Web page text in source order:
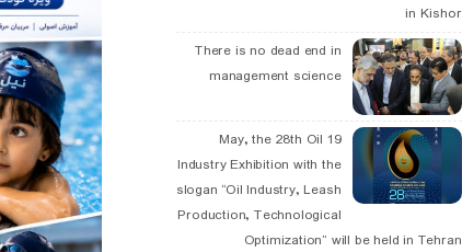
in Kishor
There is no dead end in
management science
19 May, the 28th Oil
Industry Exhibition with the
slogan “Oil Industry, Leash
Production, Technological
Optimization” will be held in Tehran